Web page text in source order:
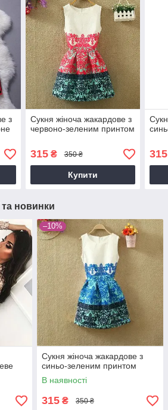
з
Сукня жіноча жакардове з
червоно-зеленим принтом
315₴ 350 ₴
Купити
315
та новинки
–10%
Сукня жіноча жакардове з
синьо-зеленим принтом
В наявності
315 ₴ 350 ₴